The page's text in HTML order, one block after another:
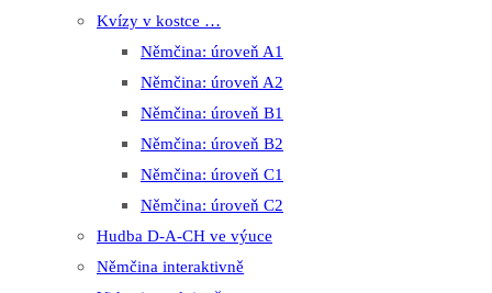
Kvízy v kostce …
Němčina: úroveň A1
Němčina: úroveň A2
Němčina: úroveň B1
Němčina: úroveň B2
Němčina: úroveň C1
Němčina: úroveň C2
Hudba D-A-CH ve výuce
Němčina interaktivně